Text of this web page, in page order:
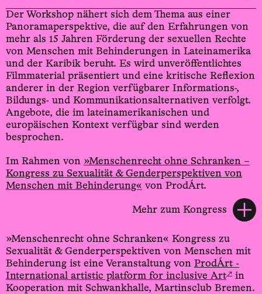
Der Workshop nähert sich dem Thema aus einer
Panoramaperspektive, die auf den Erfahrungen von
mehr als 15 Jahren Förderung der sexuellen Rechte
von Menschen mit Behinderungen in Lateinamerika
und der Karibik beruht. Es wird unveröffentlichtes
Filmmaterial präsentiert und eine kritische Reflexion
anderer in der Region verfügbarer Informations-,
Bildungs- und Kommunikationsalternativen verfolgt.
Angebote, die im lateinamerikanischen und
europäischen Kontext verfügbar sind werden
besprochen.
Im Rahmen von »Menschenrecht ohne Schranken –
Kongress zu Sexualität & Genderperspektiven von
Menschen mit Behinderung« von ProdÁrt.
Mehr zum Kongress
»Menschenrecht ohne Schranken« Kongress zu
Sexualität & Genderperspektiven von Menschen mit
Behinderung ist eine Veranstaltung von ProdÁrt -
International artistic platform for inclusive Art↗ in
Kooperation mit Schwankhalle, Martinsclub Bremen.